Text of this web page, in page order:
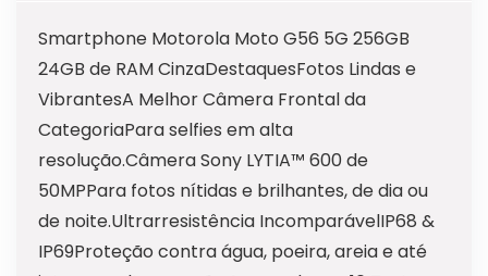
Smartphone Motorola Moto G56 5G 256GB
24GB de RAM CinzaDestaquesFotos Lindas e
VibrantesA Melhor Câmera Frontal da
CategoriaPara selfies em alta
resolução.Câmera Sony LYTIA™ 600 de
50MPPara fotos nítidas e brilhantes, de dia ou
de noite.Ultrarresistência IncomparávelIP68 &
IP69Proteção contra água, poeira, areia e até